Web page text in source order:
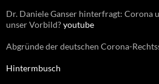
Dr. Daniele Ganser hinterfragt: Corona
unser Vorbild?youtube
Abgründe der deutschen Corona-
Hintermbusch